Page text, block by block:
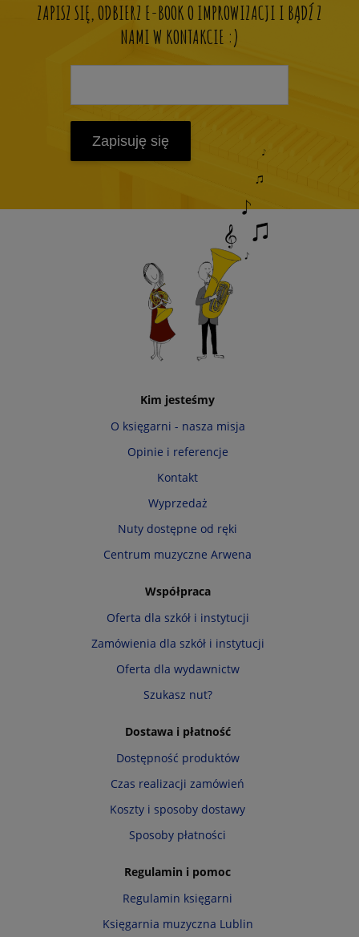
ZAPISZ SIĘ, ODBIERZ E-BOOK O IMPROWIZACJI I BĄDŹ Z
NAMI W KONTAKCIE :)
Zapisuję się
Kim jesteśmy
O księgarni - nasza misja
Opinie i referencje
Kontakt
Wyprzedaż
Nuty dostępne od ręki
Centrum muzyczne Arwena
Współpraca
Oferta dla szkół i instytucji
Zamówienia dla szkół i instytucji
Oferta dla wydawnictw
Szukasz nut?
Dostawa i płatność
Dostępność produktów
Czas realizacji zamówień
Koszty i sposoby dostawy
Sposoby płatności
Regulamin i pomoc
Regulamin księgarni
Księgarnia muzyczna Lublin